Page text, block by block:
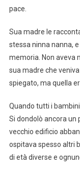
pace.
Sua madre le
stessa ninna nanna,
memoria. Non aveva
sua madre che
spiegato, ma quella
Quando tutti i
Si dondolò ancora un
vecchio edificio
ospitava spesso altri
di età diverse e